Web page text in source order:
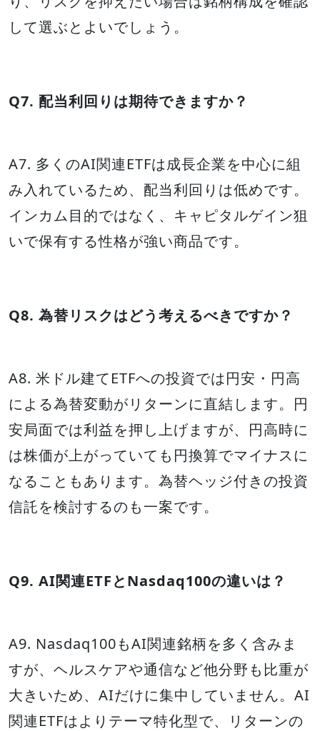
して選ぶとよいでしょう。
Q7. 配当利回りは期待できますか？
A7. 多くのAI関連ETFは成長企業を中心に組
み入れているため、配当利回りは低めです。
インカム目的ではなく、キャピタルゲイン狙
いで保有する性格が強い商品です。
Q8. 為替リスクはどう考えるべきですか？
A8. 米ドル建てETFへの投資では円安・円高
による為替変動がリターンに直結します。円
安局面では利益を押し上げますが、円高時に
は株価が上がっていても円換算でマイナスに
なることもあります。為替ヘッジ付きの投資
信託を検討するのも一案です。
Q9. AI関連ETFとNasdaq100の違いは？
A9. Nasdaq100もAI関連銘柄を多く含みま
すが、ヘルスケアや通信など他分野も比重が
大きいため、AIだけに集中していません。AI
関連ETFはよりテーマ特化型で、リターンの